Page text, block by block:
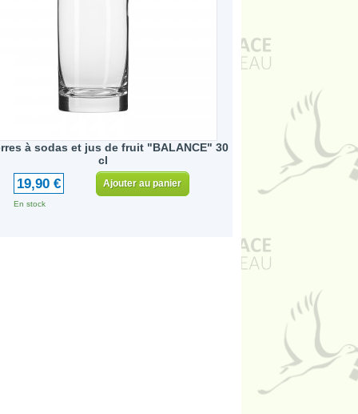
à sodas et jus de fruit "BALANCE" 30
cl
19,90 €
En stock
Ajouter au panier